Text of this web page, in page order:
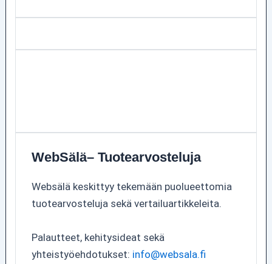
WebSälä– Tuotearvosteluja
Websälä keskittyy tekemään puolueettomia
tuotearvosteluja sekä vertailuartikkeleita.
Palautteet, kehitysideat sekä
yhteistyöehdotukset: info@websala.fi